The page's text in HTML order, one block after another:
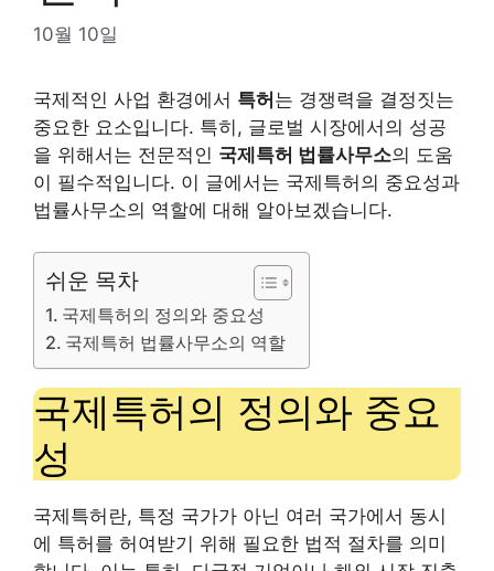
10월 10일
국제적인 사업 환경에서 특허는 경쟁력을 결정짓는
중요한 요소입니다. 특히, 글로벌 시장에서의 성공
을 위해서는 전문적인 국제특허 법률사무소의 도움
이 필수적입니다. 이 글에서는 국제특허의 중요성과
법률사무소의 역할에 대해 알아보겠습니다.
쉬운 목차
국제특허의 정의와 중요성
국제특허 법률사무소의 역할
국제특허의 정의와 중요
성
국제특허란, 특정 국가가 아닌 여러 국가에서 동시
에 특허를 허여받기 위해 필요한 법적 절차를 의미